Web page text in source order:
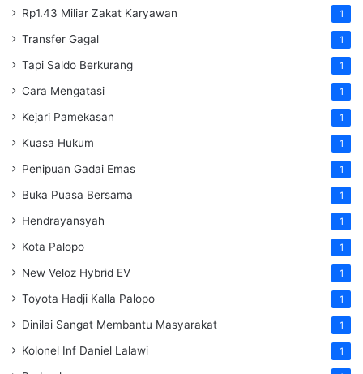
Rp1.43 Miliar Zakat Karyawan 1
Transfer Gagal 1
Tapi Saldo Berkurang 1
Cara Mengatasi 1
Kejari Pamekasan 1
Kuasa Hukum 1
Penipuan Gadai Emas 1
Buka Puasa Bersama 1
Hendrayansyah 1
Kota Palopo 1
New Veloz Hybrid EV 1
Toyota Hadji Kalla Palopo 1
Dinilai Sangat Membantu Masyarakat 1
Kolonel Inf Daniel Lalawi 1